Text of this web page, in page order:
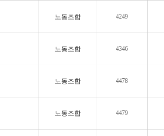
노동조합 4249
노동조합 4346
노동조합 4478
노동조합 4479